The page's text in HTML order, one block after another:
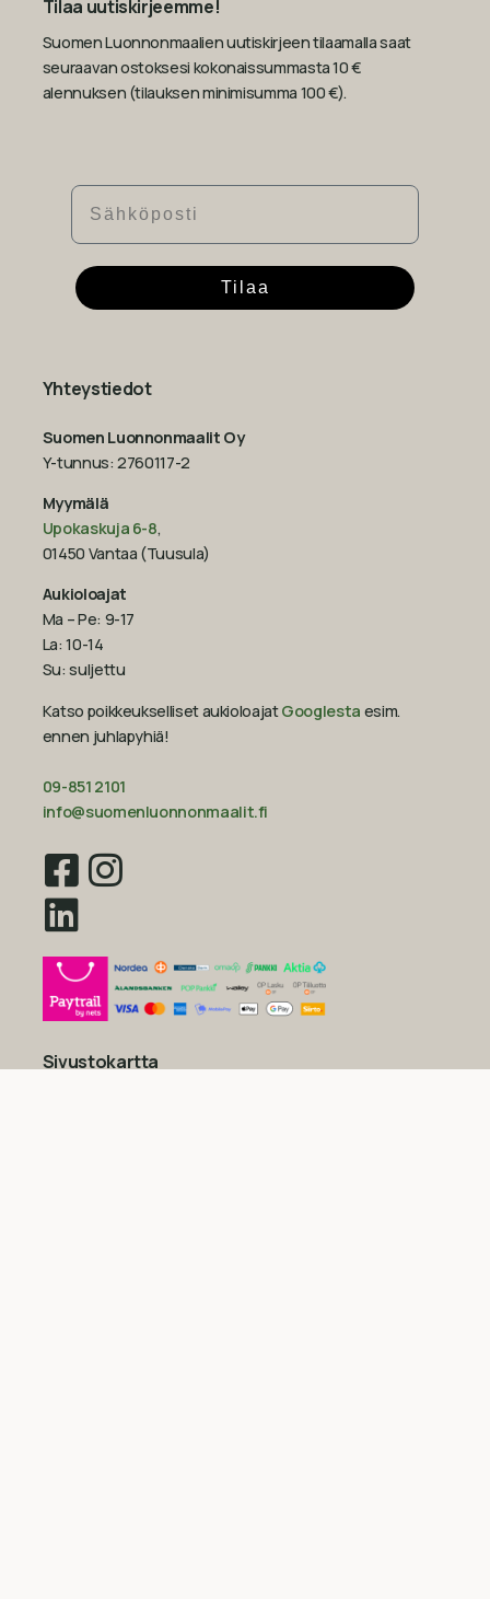
Tilaa uutiskirjeemme!
Suomen Luonnonmaalien uutiskirjeen tilaamalla saat
seuraavan ostoksesi kokonaissummasta 10 €
alennuksen (tilauksen minimisumma 100 €).
Sähköposti
Tilaa
Yhteystiedot
Suomen Luonnonmaalit Oy
Y-tunnus: 2760117-2
Myymälä
Upokaskuja 6-8,
01450 Vantaa (Tuusula)
Aukioloajat
Ma – Pe: 9-17
La: 10-14
Su: suljettu
Katso poikkeukselliset aukioloajatGooglesta esim.
ennen juhlapyhiä!‍
09-851 2101
info@suomenluonnonmaalit.fi
Sivustokartta